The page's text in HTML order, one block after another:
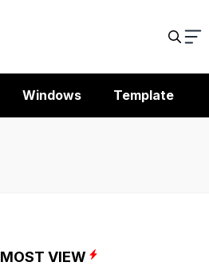
Windows Template
MOST VIEW